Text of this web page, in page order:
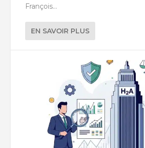
François...
EN SAVOIR PLUS